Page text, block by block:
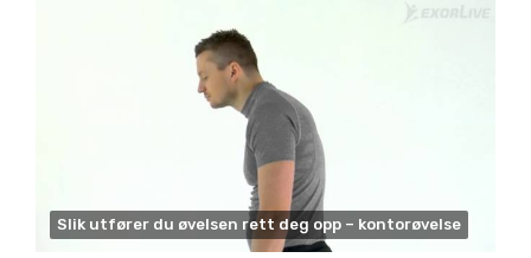
Slik utfører du øvelsen rett deg opp – kontorøvelse